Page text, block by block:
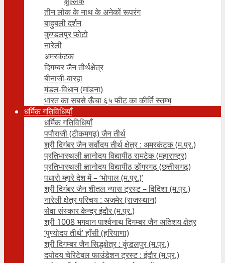
तीन लोक के नाथ के अनेकों रूपरंग
बाहुबली दर्शन
कुण्डलपुर फोटो
नारेली
अमरकंटक
दिगम्बर जैन तीर्थक्षेत्र
बीनाजी-बारहा
मंडल-विधान (मांडना)
भारत का सबसे ऊँचा ६५ फीट का कीर्ति स्तम्भ
धर्मिक गतिविधियाँ
धर्मिक गतिविधियाँ
पपौराजी (टीकमगढ़) जैन तीर्थ
श्री दिगंबर जैन सर्वोदय तीर्थ क्षेत्र : अमरकंटक (म.प्र.)
प्रतिभास्थली ज्ञानोदय विद्यापीठ रामटेक (महाराष्ट्र)
प्रतिभास्थली ज्ञानोदय विद्यापीठ डोंगरगढ़ (छत्तीसगढ़)
पधारो म्हारे देश में – ‘भोपाल (म.प्र.)’
श्री दिगंबर जैन शीतल न्यास ट्रस्ट – विदिशा (म.प्र.)
नारेली क्षेत्र परिचय : अजमेर (राजस्थान)
सेवा संस्कार केन्द्र इंदौर (म.प्र.)
श्री 1008 भगवान पार्श्वनाथ दिगम्बर जैन अतिशय क्षे‍त्र
‘पुण्योदय तीर्थ’ हाँसी (हरियाणा)
श्री दिगम्बर जैन सिद्धक्षेत्र : कुंडलपुर (म.प्र.)
दयोदय चेरिटेबल फाउंडेशन ट्रस्ट : इंदौर (म.प्र.)